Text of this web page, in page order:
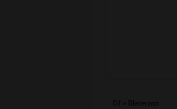
DJ » Blasterjaxx